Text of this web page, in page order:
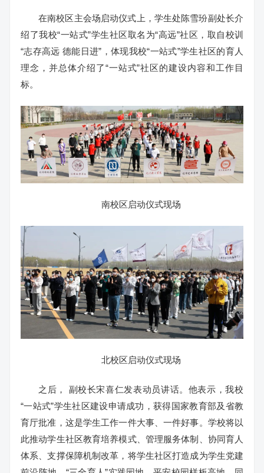
在南校区主会场启动仪式上，学生处陈雪玢副处长介
绍了我校“一站式”学生社区取名为“高远”社区，取自校训
“志存高远 德能日进”，体现我校“一站式”学生社区的育人
理念，并总体介绍了“一站式”社区的建设内容和工作目
标。
南校区启动仪式现场
北校区启动仪式现场
之后， 副校长宋喜仁发表动员讲话。他表示，我校
“一站式”学生社区建设申请成功，获得国家教育部及省教
育厅批准，这是学生工作一件大事、一件好事。学校将以
此推动学生社区教育培养模式、管理服务体制、协同育人
体系、支撑保障机制改革，将学生社区打造成为学生党建